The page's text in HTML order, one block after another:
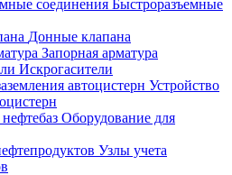
Быстроразъемные
Донные клапана
Запорная арматура
Искрогасители
Устройство
Оборудование для
Узлы учета